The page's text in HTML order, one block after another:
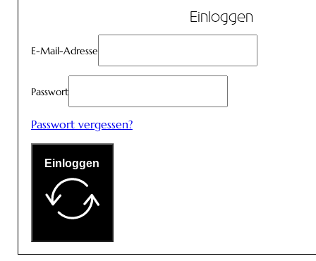
Einloggen
E-Mail-Adresse
Passwort
Passwort vergessen?
Einloggen